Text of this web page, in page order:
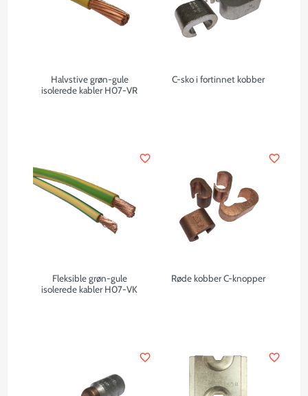
Halvstive grøn-gule
isolerede kabler H07-VR
C-sko i fortinnet kobber
Fleksible grøn-gule
isolerede kabler H07-VK
favorite_border
Røde kobber C-knopper
favorite_border
favorite_border favorite_border